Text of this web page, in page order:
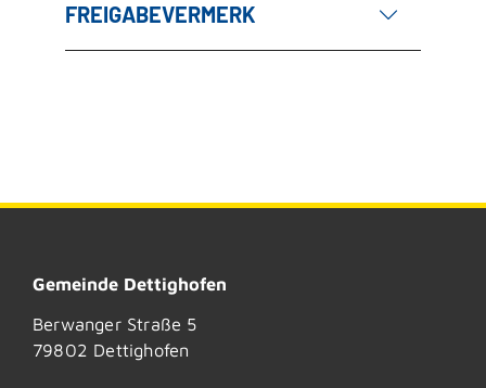
FREIGABEVERMERK
Gemeinde Dettighofen
Berwanger Straße 5
79802 Dettighofen